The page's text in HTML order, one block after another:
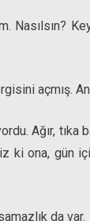
Nasılsın?
açmış.
Ağır, tıka
ki ona, gün
da var.